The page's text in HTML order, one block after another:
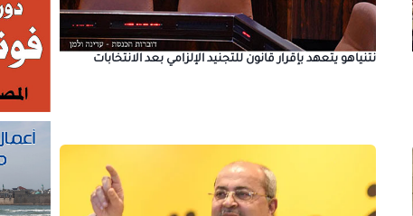
نتنياهو يتعهد بإقرار قانون للتجنيد الإلزامي بعد الانتخابات